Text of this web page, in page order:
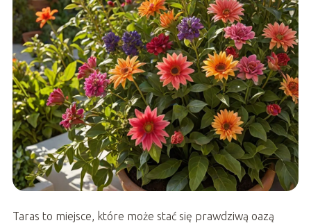
Taras to miejsce, które może stać się prawdziwą oazą